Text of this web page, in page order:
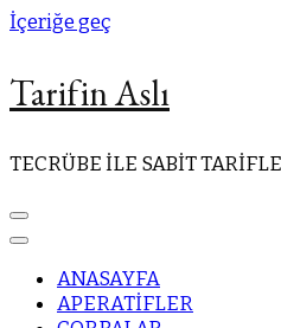
İçeriğe geç
Tarifin Aslı
TECRÜBE İLE SABİT
ANASAYFA
APERATİFLER